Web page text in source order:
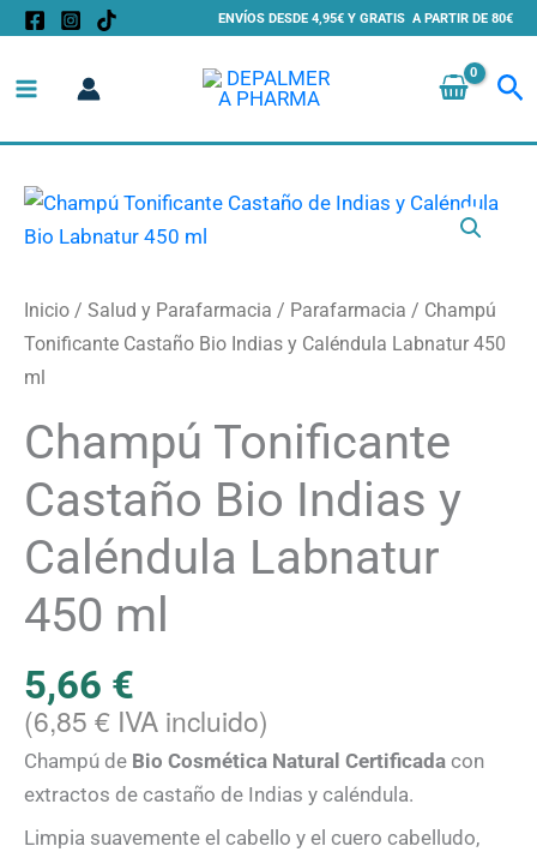
contenido
ENVÍOS DESDE 4,95€ Y GRATIS A PARTIR DE 80€
Inicio / Salud y Parafarmacia / Parafarmacia / Champú
Tonificante Castaño Bio Indias y Caléndula Labnatur 450
ml
Champú Tonificante
Castaño Bio Indias y
Caléndula Labnatur
450 ml
5,66 €
(6,85 € IVA incluido)
Champú de Bio Cosmética Natural Certificada con
extractos de castaño de Indias y caléndula.
Limpia suavemente el cabello y el cuero cabelludo,
Champú
Tonificante
Bio
Indias
y
Labnatur
ml
cantidad